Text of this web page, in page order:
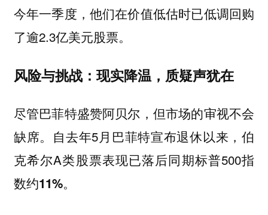
今年一季度，他们在价值低估时已低调回购
了逾2.3亿美元股票。
风险与挑战：现实降温，质疑声犹在
尽管巴菲特盛赞阿贝尔，但市场的审视不会
缺席。自去年5月巴菲特宣布退休以来，伯
克希尔A类股票表现已落后同期标普500指
数约11%。